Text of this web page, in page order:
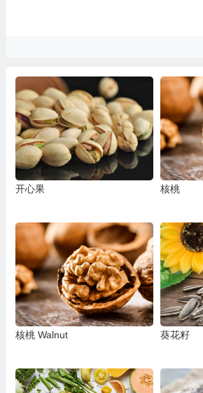
开心果 核桃
核桃 Walnut 葵花籽